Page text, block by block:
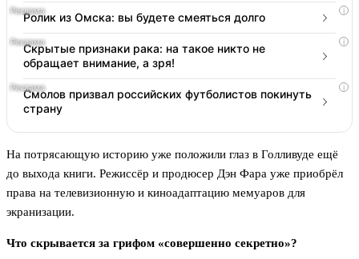
i
Ролик из Омска: вы будете смеяться долго
i
Скрытые признаки рака: на такое никто не
обращает внимание, а зря!
i
Смолов призвал российских футболистов покинуть
страну
На потрясающую историю уже положили глаз в Голливуде ещё
до выхода книги. Режиссёр и продюсер Дэн Фара уже приобрёл
права на телевизионную и киноадаптацию мемуаров для
экранизации.
Что скрывается за грифом «совершенно секретно»?